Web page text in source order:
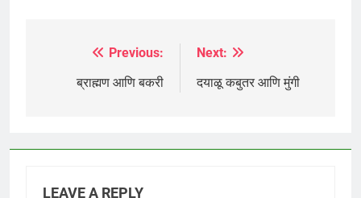
navigation
Previous:
ब्राह्मण आणि बकरी
Next:
दयाळू कबुतर आणि मुंगी
LEAVE A REPLY